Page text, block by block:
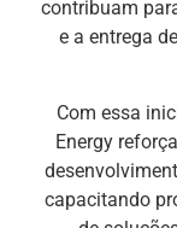
contribuam
e a entrega
Com essa
Energy
capacitando